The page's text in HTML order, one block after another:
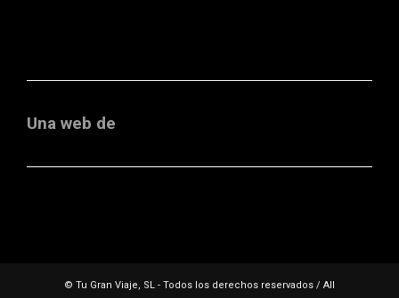
Una web de
© Tu Gran Viaje, SL - Todos los derechos reservados / All